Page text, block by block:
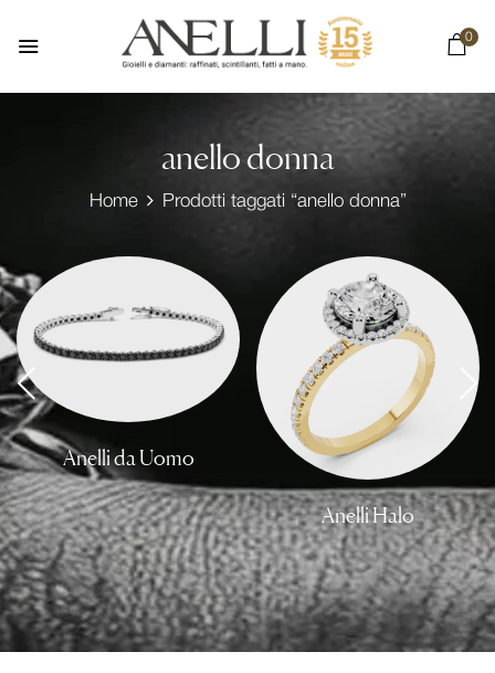
0
anello donna
Home Prodotti taggati “anello donna”
Anelli da Uomo
Anelli Halo